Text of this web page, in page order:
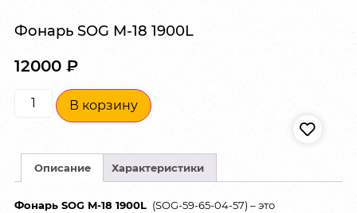
Фонарь SOG M-18 1900L
12000 ₽
В корзину
Описание Характеристики
Фонарь SOG M-18 1900L (SOG-59-65-04-57) – это